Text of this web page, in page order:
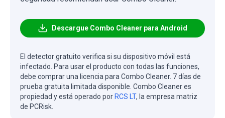
Descargue Combo Cleaner para Android
El detector gratuito verifica si su dispositivo móvil está
infectado. Para usar el producto con todas las funciones,
debe comprar una licencia para Combo Cleaner. 7 días de
prueba gratuita limitada disponible. Combo Cleaner es
propiedad y está operado por RCS LT, la empresa matriz
de PCRisk.